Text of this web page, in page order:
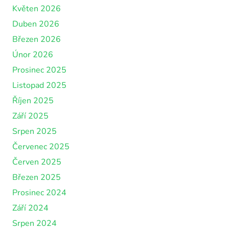
Květen 2026
Duben 2026
Březen 2026
Únor 2026
Prosinec 2025
Listopad 2025
Říjen 2025
Září 2025
Srpen 2025
Červenec 2025
Červen 2025
Březen 2025
Prosinec 2024
Září 2024
Srpen 2024